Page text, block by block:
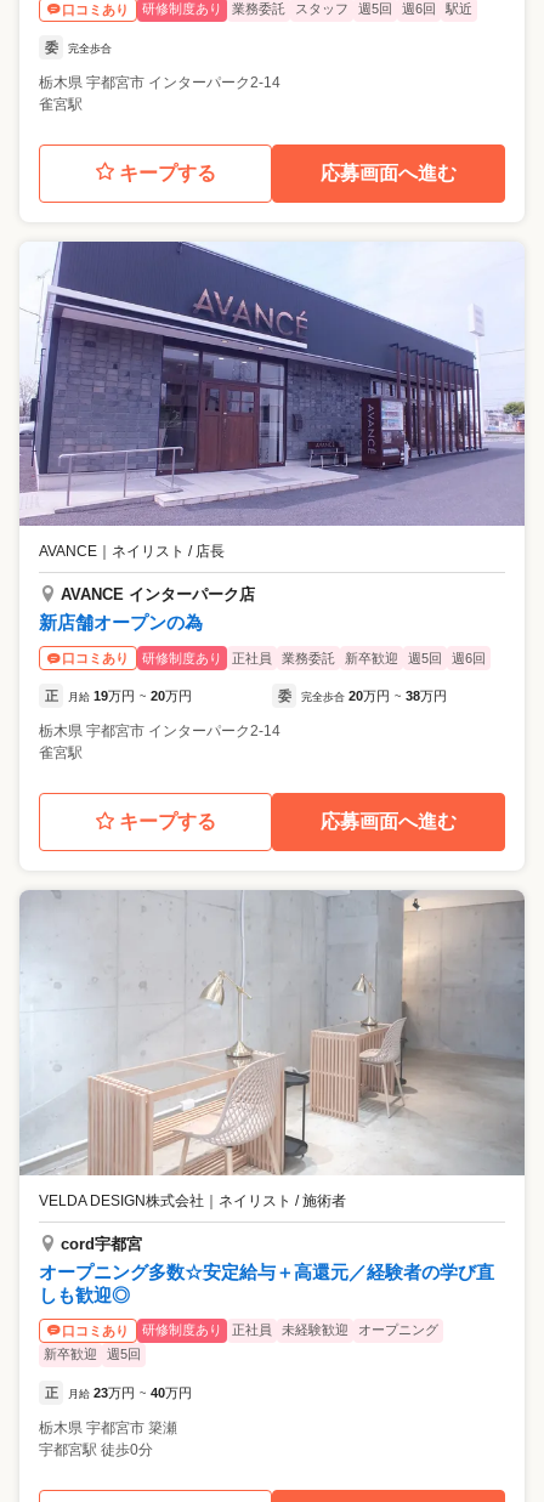
口コミあり 研修制度あり 業務委託 スタッフ 週5回 週6回 駅近
委 完全歩合
栃木県 宇都宮市 インターパーク2-14
雀宮駅
キープする 応募画面へ進む
AVANCE ネイリスト / 店長
AVANCE インターパーク店
新店舗オープンの為
口コミあり 研修制度あり 正社員 業務委託 新卒歓迎 週5回 週6回
正 月給 19万円 ~ 20万円 委 完全歩合 20万円 ~ 38万円
栃木県 宇都宮市 インターパーク2-14
雀宮駅
キープする 応募画面へ進む
VELDA DESIGN株式会社 ｜ ネイリスト / 施術者
cord宇都宮
オープニング多数☆安定給与＋高還元／経験者の学び直
しも歓迎◎
口コミあり 研修制度あり 正社員 未経験歓迎
オープニング
新卒歓迎
週5回
正 月給 23万円 ~ 40万円
栃木県 宇都宮市 簗瀬
宇都宮駅 徒歩0分